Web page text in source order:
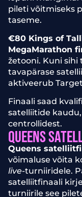
pileti võitmiseks
taseme.
€80 Kings of
MegaMarathon
žetooni. Kuni
tavapärase
aktiveerub
Finaali saad
satelliitide kaudu,
centrollidest.
QUEENS
Queens
võimaluse võita
live-turniiridele.
satelliitfinaali
turniirile see